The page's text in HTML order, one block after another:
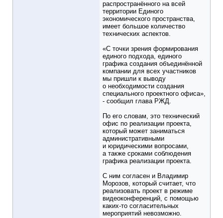
распространённого на всей
территории Единого
экономического пространства,
имеет большое количество
технических аспектов.
«С точки зрения формирования
единого подхода, единого
графика создания объединённой
компании для всех участников
мы пришли к выводу
о необходимости создания
специального проектного офиса»,
- сообщил глава РЖД.
По его словам, это технический
офис по реализации проекта,
который может заниматься
административными
и юридическими вопросами,
а также сроками соблюдения
графика реализации проекта.
С ним согласен и Владимир
Морозов, который считает, что
реализовать проект в режиме
видеоконференций, с помощью
каких-то согласительных
мероприятий невозможно.